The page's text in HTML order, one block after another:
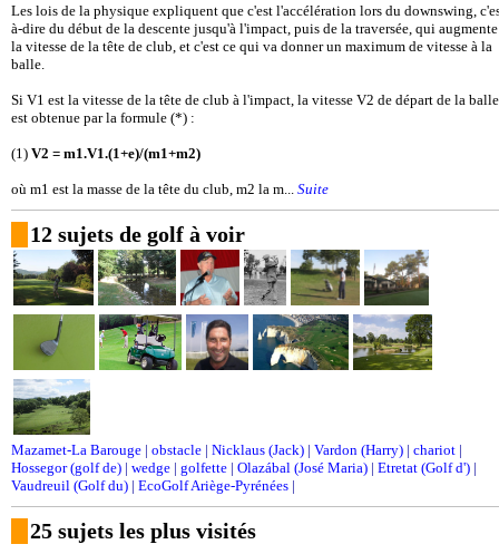
Les lois de la physique expliquent que c'est l'accélération lors du downswing,
à-dire du début de la descente jusqu'à l'impact, puis de la traversée, qui augmente
la vitesse de la tête de club, et c'est ce qui va donner un maximum de vitesse à la
balle.
Si V1 est la vitesse de la tête de club à l'impact, la vitesse V2 de départ de la balle
est obtenue par la formule (*) :
(1) V2 = m1.V1.(1+e)/(m1+m2)
où m1 est la masse de la tête du club, m2 la m... Suite
12 sujets de golf à voir
Mazamet-La Barouge | obstacle | Nicklaus (Jack) | Vardon (Harry) | chariot |
Hossegor (golf de) | wedge | golfette | Olazábal (José Maria) | Etretat (Golf d') |
Vaudreuil (Golf du) | EcoGolf Ariège-Pyrénées |
25 sujets les plus visités